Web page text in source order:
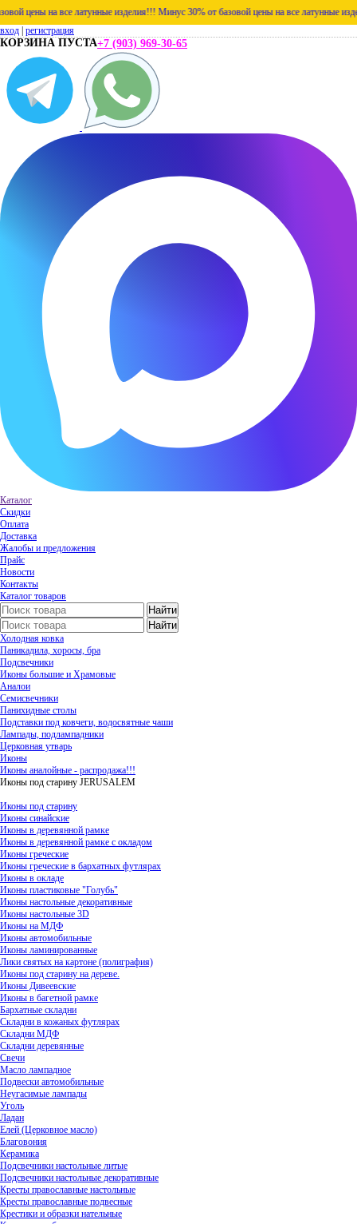
цены на все латунные изделия!!! Минус 30% от базовой цены на все латунные
вход регистрация
КОРЗИНА ПУСТА+7 (903) 969-30-65
Каталог
Скидки
Оплата
Доставка
Жалобы и предложения
Прайс
Новости
Контакты
Каталог товаров
Холодная ковка
Паникадила, хоросы, бра
Подсвечники
Иконы большие и Храмовые
Аналои
Семисвечники
Панихидные столы
Подставки под ковчеги, водосвятные чаши
Лампады, подлампадники
Церковная утварь
Иконы
Иконы аналойные - распродажа!!!
Иконы под старину JERUSALEM
Иконы под старину
Иконы синайские
Иконы в деревянной рамке
Иконы в деревянной рамке с окладом
Иконы греческие
Иконы греческие в бархатных футлярах
Иконы в окладе
Иконы пластиковые "Голубь"
Иконы настольные декоративные
Иконы настольные 3D
Иконы на МДФ
Иконы автомобильные
Иконы ламинированные
Лики святых на картоне (полиграфия)
Иконы под старину на дереве.
Иконы Дивеевские
Иконы в багетной рамке
Бархатные складни
Складни в кожаных футлярах
Складни МДФ
Складни деревянные
Свечи
Масло лампадное
Подвески автомобильные
Неугасимые лампады
Уголь
Ладан
Елей (Церковное масло)
Благовония
Керамика
Подсвечники настольные литые
Подсвечники настольные декоративные
Кресты православные настольные
Кресты православные подвесные
Крестики и образки нательные